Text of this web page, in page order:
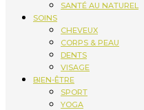
SANTÉ AU NATUREL
SOINS
CHEVEUX
CORPS & PEAU
DENTS
VISAGE
BIEN-ÊTRE
SPORT
YOGA